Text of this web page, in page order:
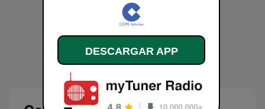
DESCARGAR APP